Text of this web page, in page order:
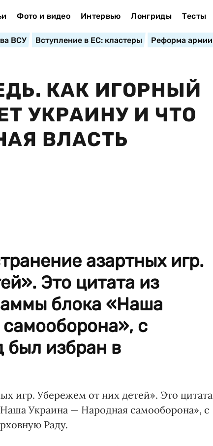
Фото и видео Интервью Лонгриды Тесты
ВСУ Вступление в ЕС: кластеры Реформа армии
КАК ИГОРНЫЙ
УКРАИНУ И ЧТО
ВЛАСТЬ
азартных игр.
Это цитата из
блока «Наша
с
был избран в
игр. Убережем от них детей». Это цитата
Украина — Народная самооборона», с
Раду.